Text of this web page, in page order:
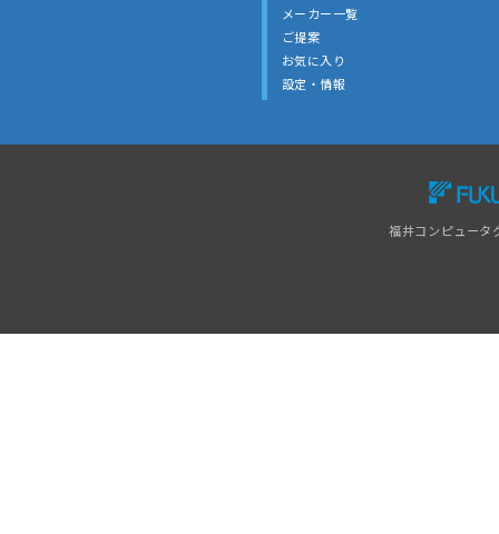
メーカー一覧
ご提案
お気に入り
設定・情報
福井コンピュータ